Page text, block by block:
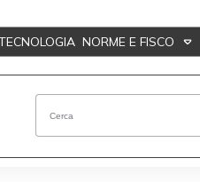
NORME E FISCO